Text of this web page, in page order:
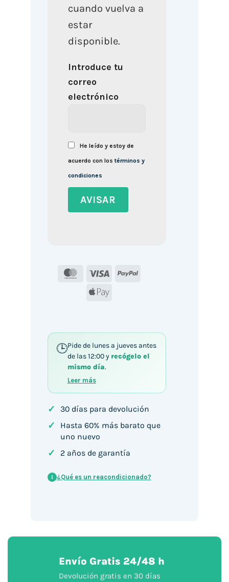
cuando vuelva a
estar
disponible.
Introduce tu
correo
electrónico
He leído y estoy de
acuerdo con lostérminos y
condiciones
MasterCard
Visa
PayPal
Apple
Pide de lunes a jueves antes
de las 12:00 y recógelo el
mismo día.
Leer más
✓ 30 días para devolución
✓
Hasta 60% más barato que
uno nuevo
✓ 2 años de garantía
i ¿Qué es un reacondicionado?
Envío Gratis 24/48 h
Devolución gratis en 30 días